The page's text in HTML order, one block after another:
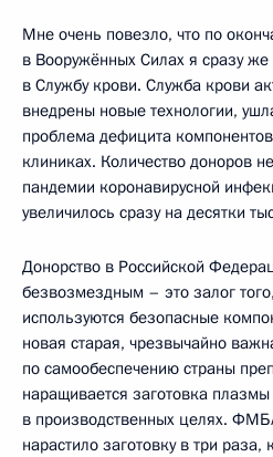
Мне очень повезло, что по
в Вооружённых Силах я сразу
в Службу крови. Служба крови
внедрены новые технологии,
проблема дефицита
клиниках. Количество доноров
пандемии коронавирусной
увеличилось сразу на десятки
Донорство в Российской
безвозмездным – это залог
используются безопасные
новая старая, чрезвычайно
по самообеспечению страны
наращивается заготовка
в производственных целях.
нарастило заготовку в три